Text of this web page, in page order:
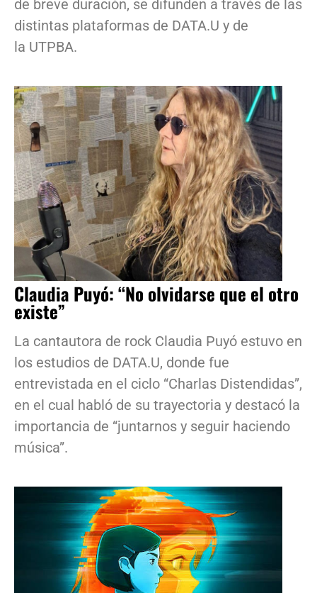
de breve duración, se difunden a través de las
distintas plataformas de DATA.U y de
la UTPBA.
Claudia Puyó: “No olvidarse que el otro
existe”
La cantautora de rock Claudia Puyó estuvo en
los estudios de DATA.U, donde fue
entrevistada en el ciclo “Charlas Distendidas”,
en el cual habló de su trayectoria y destacó la
importancia de “juntarnos y seguir haciendo
música”.